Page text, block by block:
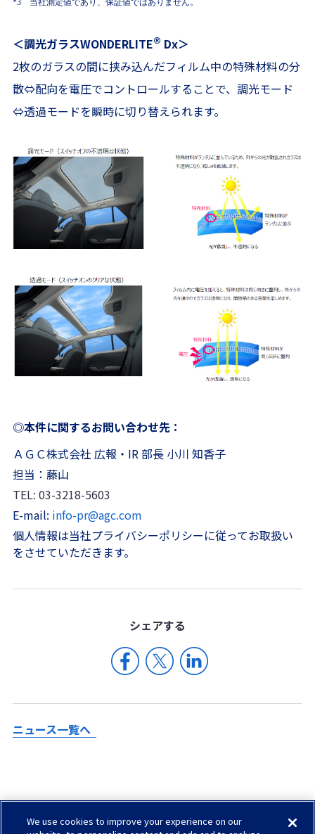
*3 当社測定値であり、保証値ではありません。
＜調光ガラスWONDERLITE® Dx＞
2枚のガラスの間に挟み込んだフィルム中の特殊材料の分
散⇔配向を電圧でコントロールすることで、調光モード
⇔透過モードを瞬時に切り替えられます。
◎本件に関するお問い合わせ先：
ＡＧＣ株式会社 広報・IR 部長 小川 知香子
担当：藤山
TEL: 03-3218-5603
E-mail: info-pr@agc.com
個人情報は当社プライバシーポリシーに従ってお取扱い
をさせていただきます。
シェアする
ニュース一覧へ
Check in AGC
We use cookies to improve your experience on our